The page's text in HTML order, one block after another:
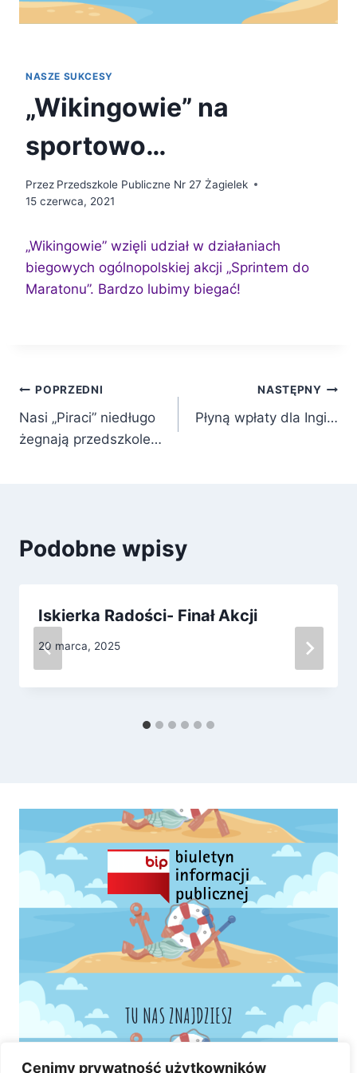
Cenimy prywatność użytkowników
NASZE SUKCESY
„Wikingowie” na
sportowo…
Przez Przedszkole Publiczne Nr 27 Żagielek
15 czerwca, 2021
„Wikingowie” wzięli udział w działaniach
biegowych ogólnopolskiej akcji „Sprintem do
Maratonu”. Bardzo lubimy biegać!
Nawigacja
wpisu
POPRZEDNI
Nasi „Piraci” niedługo
żegnają przedszkole…
NASTĘPNY
Płyną wpłaty dla Ingi…
Podobne wpisy
Iskierka Radości- Finał Akcji
20 marca, 2025
TU NAS ZNAJDZIESZ